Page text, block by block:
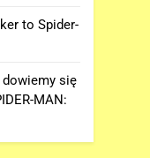
to Spider-
dowiemy się
MAN: